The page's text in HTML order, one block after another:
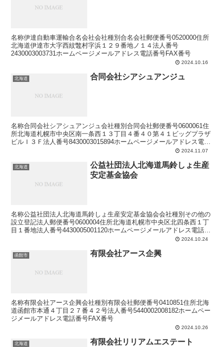
名称伊達自動車運輸合名会社会社種別合名会社郵便番号0520000住所
北海道伊達市大字西紋鼈村字浜１２９番地ノ１４法人番号
2430003003731ホームページメールアドレス電話番号FAX番号
2024.10.16
北海道 合同会社シアシュアンジュ
名称合同会社シアシュアンジュ会社種別合同会社郵便番号0600061住
所北海道札幌市中央区南一条西１３丁目４番４０第４１ビッグプラザ
ビルＩ３Ｆ法人番号8430003015894ホームページメールアドレス電話
2024.11.07
北海道
公益社団法人北海道馬鈴しょ生産
安定基金協会
名称公益社団法人北海道馬鈴しょ生産安定基金協会会社種別その他の
設立登記法人郵便番号0600004住所北海道札幌市中央区北四条西１丁
目１番地法人番号4430005001120ホームページメールアドレス電話番
2024.10.24
函館市 有限会社アース企興
名称有限会社アース企興会社種別有限会社郵便番号0410851住所北海
道函館市本通４丁目２７番４２号法人番号5440002008182ホームペー
ジメールアドレス電話番号FAX番号
2024.10.26
北海道 有限会社リリアムエステート